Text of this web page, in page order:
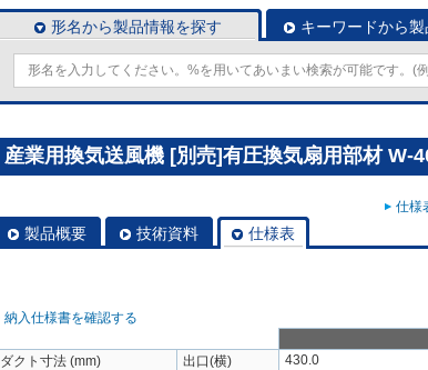
形名から製品情報を探す キーワードから
産業用換気送風機 [別売]有圧換気扇用部材 W-
仕様
製品概要 技術資料 仕様表
納入仕様書を確認する
ダクト寸法 (mm)
出口(横)
430.0